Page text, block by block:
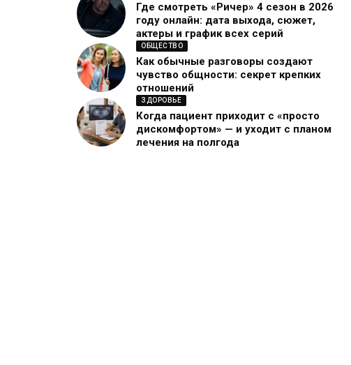
Где смотреть «Ричер» 4 сезон в 2026
году онлайн: дата выхода, сюжет,
актеры и график всех серий
ОБЩЕСТВО
Как обычные разговоры создают
чувство общности: секрет крепких
отношений
ЗДОРОВЬЕ
Когда пациент приходит с «просто
дискомфортом» — и уходит с планом
лечения на полгода